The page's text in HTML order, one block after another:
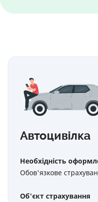
Автоцивілка
Необхідність
Обов'язкове
Об'єкт страхування